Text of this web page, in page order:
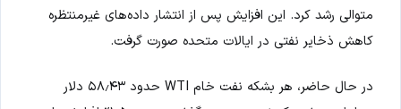
متوالی رشد کرد. این افزایش پس از انتشار داده‌های غیرمنتظره
کاهش ذخایر نفتی در ایالات متحده صورت گرفت.
در حال حاضر، هر بشکه نفت خام WTI حدود ۵۸٫۴۳ دلار